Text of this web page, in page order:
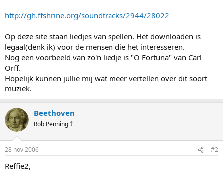
http://gh.ffshrine.org/soundtracks/2944/28022
Op deze site staan liedjes van spellen. Het downloaden is
legaal(denk ik) voor de mensen die het interesseren.
Nog een voorbeeld van zo'n liedje is "O Fortuna" van Carl
Orff.
Hopelijk kunnen jullie mij wat meer vertellen over dit soort
muziek.
Beethoven
Rob Penning †
28 nov 2006 #2
Reffie2,